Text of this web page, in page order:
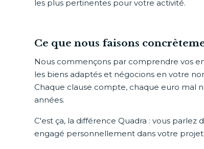
les plus pertinentes pour votre activité.
Ce que nous faisons
Nous commençons par comprendre vos
les biens adaptés et négocions en votre
Chaque clause compte, chaque euro mal
années.
C'est ça, la différence Quadra : vous parlez
engagé personnellement dans votre projet.